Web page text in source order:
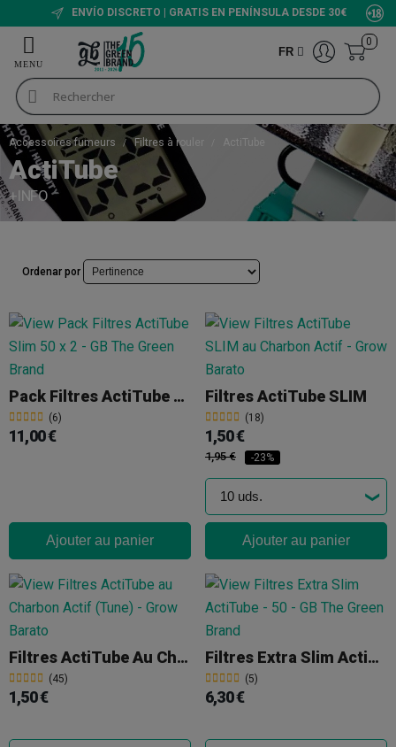
ENVÍO DISCRETO | GRATIS EN PENÍNSULA DESDE 30€
FR
0
Accessoires fumeurs Filtres à rouler ActiTube
ActiTube
+INFO
Ordenar por
Pack Filtres ActiTube Slim 50 X 2
(6)
11,00 €
Ajouter au panier
Filtres ActiTube SLIM
(18)
1,50 €
1,95 € -23%
Ajouter au panier
Filtres ActiTube Au Charbon Actif
(45)
1,50 €
Filtres Extra Slim ActiTube
(5)
6,30 €